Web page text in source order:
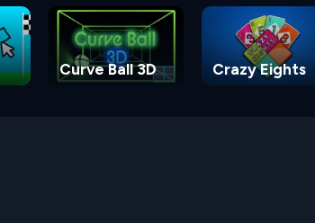
Curve Ball 3D Crazy Eights